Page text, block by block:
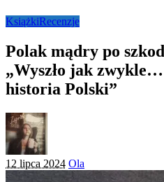
KsiążkiRecenzje
Polak mądry po
„Wyszło jak
historia Polski”
12 lipca 2024 Posted
by
Ola